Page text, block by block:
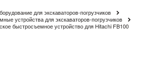
для экскаваторов-погрузчиков
устройства для экскаваторов-погрузчиков
быстросъемное устройство для Hitachi FB100